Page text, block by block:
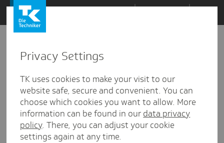
Zum
Inhalt
springen
den
Kommentaren
Privacy Settings
TK uses cookies to make your visit to our
website safe, secure and convenient. You can
choose which cookies you want to allow. More
information can be found in our data privacy
policy. There, you can adjust your cookie
settings again at any time.